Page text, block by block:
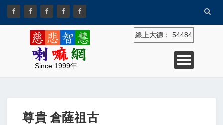
Since 1999年
線上大德： 54484
尊貴 倉薩祖古